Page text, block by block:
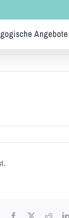
Angebote
Facebook
X